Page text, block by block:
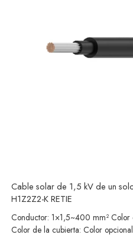
Cable solar de 1,5 kV de un
H1Z2Z2-K RETIE
Conductor: 1×1,5~400 mm² Color
Color de la cubierta: Color opcional